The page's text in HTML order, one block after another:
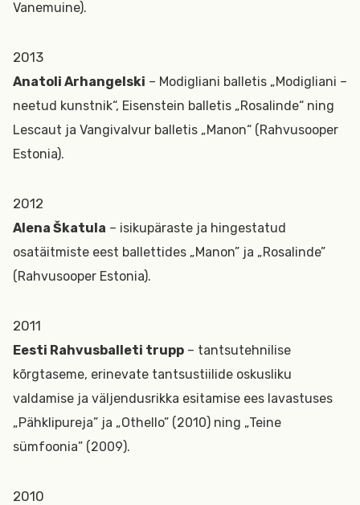
Vanemuine).
2013
Anatoli Arhangelski – Modigliani balletis „Modigliani –
neetud kunstnik“, Eisenstein balletis „Rosalinde“ ning
Lescaut ja Vangivalvur balletis „Manon“ (Rahvusooper
Estonia).
2012
Alena Škatula – isikupäraste ja hingestatud
osatäitmiste eest ballettides „Manon” ja „Rosalinde”
(Rahvusooper Estonia).
2011
Eesti Rahvusballeti trupp – tantsutehnilise
kõrgtaseme, erinevate tantsustiilide oskusliku
valdamise ja väljendusrikka esitamise ees lavastuses
„Pähklipureja” ja „Othello” (2010) ning „Teine
sümfoonia” (2009).
2010